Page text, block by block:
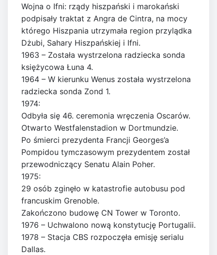
Wojna o Ifni: rządy hiszpański i marokański
podpisały traktat z Angra de Cintra, na mocy
którego Hiszpania utrzymała region przylądka
Dżubi, Sahary Hiszpańskiej i Ifni.
1963 – Została wystrzelona radziecka sonda
księżycowa Łuna 4.
1964 – W kierunku Wenus została wystrzelona
radziecka sonda Zond 1.
1974:
Odbyła się 46. ceremonia wręczenia Oscarów.
Otwarto Westfalenstadion w Dortmundzie.
Po śmierci prezydenta Francji Georges’a
Pompidou tymczasowym prezydentem został
przewodniczący Senatu Alain Poher.
1975:
29 osób zginęło w katastrofie autobusu pod
francuskim Grenoble.
Zakończono budowę CN Tower w Toronto.
1976 – Uchwalono nową konstytucję Portugalii.
1978 – Stacja CBS rozpoczęła emisję serialu
Dallas.